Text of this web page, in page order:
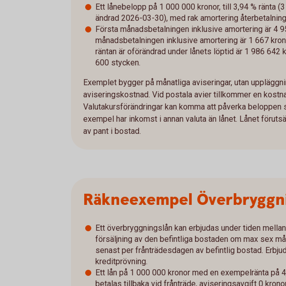
Ett lånebelopp på 1 000 000 kronor, till 3,94 % ränta
ändrad 2026-03-30), med rak amortering
Första månadsbetalningen inklusive amortering är 4
månadsbetalningen inklusive amortering är 1 667
räntan är oförändrad under lånets löptid är 1 986 642
600 stycken.
Exemplet bygger på månatliga aviseringar, utan
aviseringskostnad. Vid postala avier tillkommer en
Valutakursförändringar kan komma att påverka
exempel har inkomst i annan valuta än lånet. Lånet
av pant i bostad.
Räkneexempel
Ett överbryggningslån kan erbjudas under tiden
försäljning av den befintliga bostaden om max sex
senast per frånträdesdagen av befintlig bostad.
kreditprövning.
Ett lån på 1 000 000 kronor med en exempelränta på
betalas tillbaka vid frånträde, aviseringsavgift 0